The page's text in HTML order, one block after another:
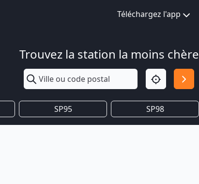
Téléchargez l'app
Trouvez la station la moins chère
SP95 SP98